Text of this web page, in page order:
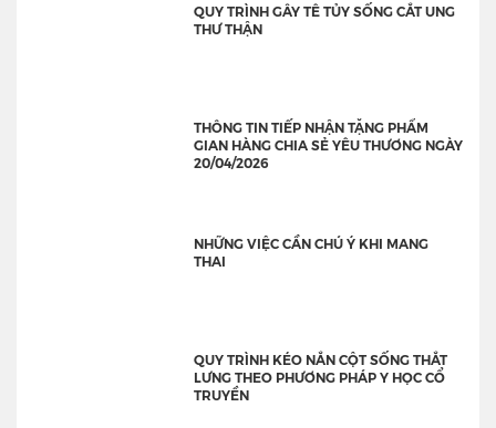
QUY TRÌNH GÂY TÊ TỦY SỐNG CẮT UNG
THƯ THẬN
THÔNG TIN TIẾP NHẬN TẶNG PHẨM
GIAN HÀNG CHIA SẺ YÊU THƯƠNG NGÀY
20/04/2026
NHỮNG VIỆC CẦN CHÚ Ý KHI MANG
THAI
QUY TRÌNH KÉO NẮN CỘT SỐNG THẮT
LƯNG THEO PHƯƠNG PHÁP Y HỌC CỔ
TRUYỀN